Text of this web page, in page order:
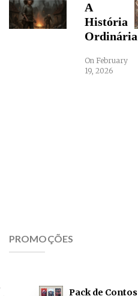
A
História
Ordinária
On February
19, 2026
PROMOÇÕES
Pack de Contos